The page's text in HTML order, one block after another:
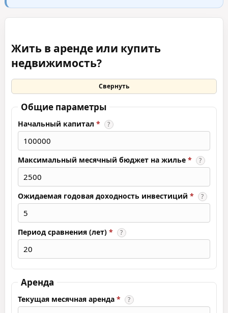
Жить в аренде или купить
недвижимость?
Свернуть
Общие параметры
Начальный капитал * ?
Максимальный месячный бюджет на жилье * ?
Ожидаемая годовая доходность инвестиций * ?
Период сравнения (лет) * ?
Аренда
Текущая месячная аренда * ?